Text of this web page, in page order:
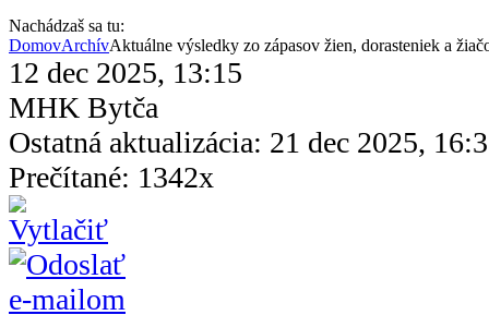
Nachádzaš sa tu:
DomovArchívAktuálne výsledky zo zápasov žien, dorasteniek a
12 dec 2025, 13:15
MHK Bytča
Ostatná aktualizácia: 21 dec 2025,
Prečítané: 1342x